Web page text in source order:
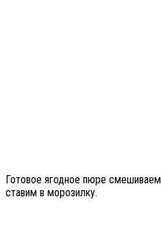
Готовое ягодное пюре
ставим в морозилку.